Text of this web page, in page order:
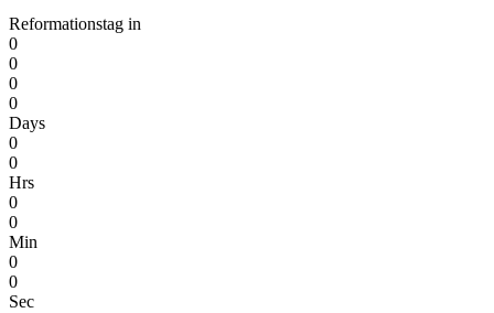
Reformationstag in
0
0
0
0
Days
0
0
Hrs
0
0
Min
0
0
Sec